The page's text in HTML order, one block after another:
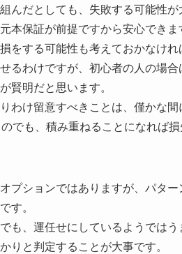
んだとしても、失敗する可能性が
本保証が前提ですから安心でき
をする可能性も考えておかなけれ
るわけですが、初心者の人の場
賢明だと思います。
わけ留意すべきことは、僅かな
でも、積み重ねることになれば
プションではありますが、パタ
す。
も、運任せにしているようでは
りと判定することが大事です。